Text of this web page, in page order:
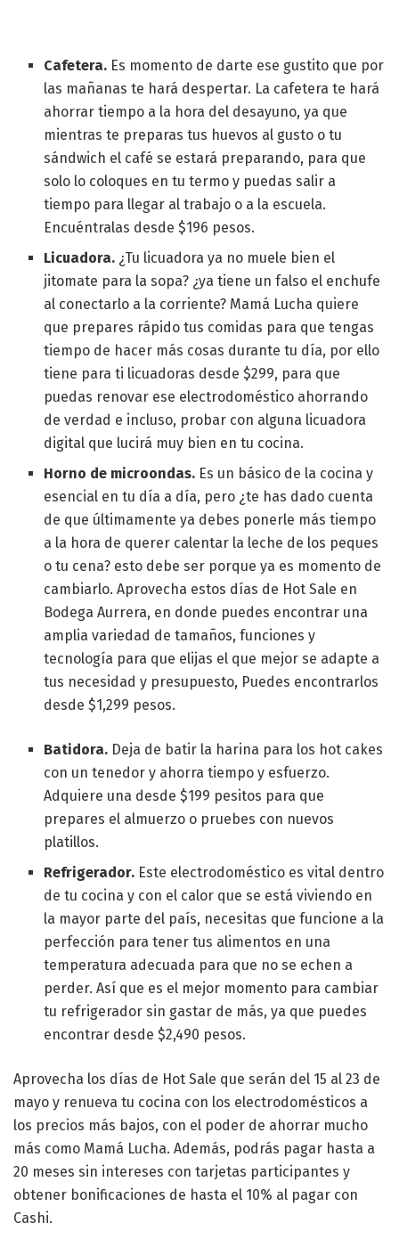
Cafetera. Es momento de darte ese gustito que por
las mañanas te hará despertar. La cafetera te hará
ahorrar tiempo a la hora del desayuno, ya que
mientras te preparas tus huevos al gusto o tu
sándwich el café se estará preparando, para que
solo lo coloques en tu termo y puedas salir a
tiempo para llegar al trabajo o a la escuela.
Encuéntralas desde $196 pesos.
Licuadora. ¿Tu licuadora ya no muele bien el
jitomate para la sopa? ¿ya tiene un falso el enchufe
al conectarlo a la corriente? Mamá Lucha quiere
que prepares rápido tus comidas para que tengas
tiempo de hacer más cosas durante tu día, por ello
tiene para ti licuadoras desde $299, para que
puedas renovar ese electrodoméstico ahorrando
de verdad e incluso, probar con alguna licuadora
digital que lucirá muy bien en tu cocina.
Horno de microondas. Es un básico de la cocina y
esencial en tu día a día, pero ¿te has dado cuenta
de que últimamente ya debes ponerle más tiempo
a la hora de querer calentar la leche de los peques
o tu cena? esto debe ser porque ya es momento de
cambiarlo. Aprovecha estos días de Hot Sale en
Bodega Aurrera, en donde puedes encontrar una
amplia variedad de tamaños, funciones y
tecnología para que elijas el que mejor se adapte a
tus necesidad y presupuesto, Puedes encontrarlos
desde $1,299 pesos.
Batidora. Deja de batir la harina para los hot cakes
con un tenedor y ahorra tiempo y esfuerzo.
Adquiere una desde $199 pesitos para que
prepares el almuerzo o pruebes con nuevos
platillos.
Refrigerador. Este electrodoméstico es vital dentro
de tu cocina y con el calor que se está viviendo en
la mayor parte del país, necesitas que funcione a la
perfección para tener tus alimentos en una
temperatura adecuada para que no se echen a
perder. Así que es el mejor momento para cambiar
tu refrigerador sin gastar de más, ya que puedes
encontrar desde $2,490 pesos.
Aprovecha los días de Hot Sale que serán del 15 al 23 de
mayo y renueva tu cocina con los electrodomésticos a
los precios más bajos, con el poder de ahorrar mucho
más como Mamá Lucha. Además, podrás pagar hasta a
20 meses sin intereses con tarjetas participantes y
obtener bonificaciones de hasta el 10% al pagar con
Cashi.